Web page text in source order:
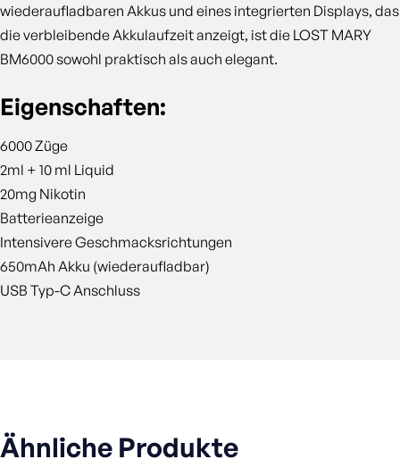
wiederaufladbaren Akkus und eines integrierten Displays, das
die verbleibende Akkulaufzeit anzeigt, ist die LOST MARY
BM6000 sowohl praktisch als auch elegant.
Eigenschaften:
6000 Züge
2ml + 10 ml Liquid
20mg Nikotin
Batterieanzeige
Intensivere Geschmacksrichtungen
650mAh Akku (wiederaufladbar)
USB Typ-C Anschluss
Ähnliche Produkte